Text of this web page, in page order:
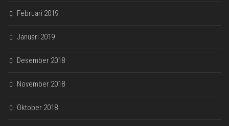
Februari 2019
Januari 2019
Desember 2018
November 2018
Oktober 2018